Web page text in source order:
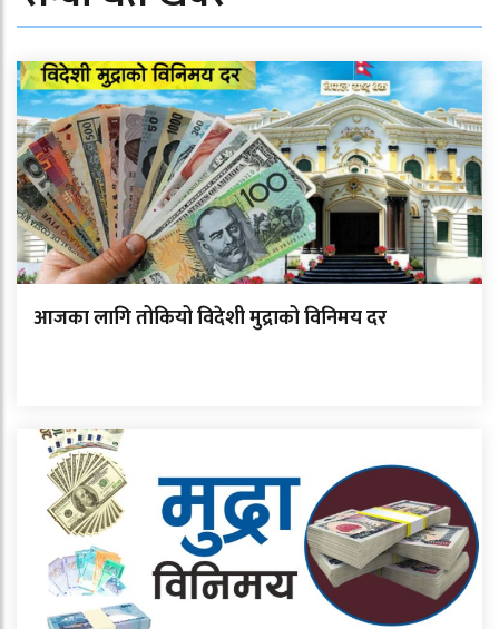
आजका लागि तोकियो विदेशी मुद्राको विनिमय दर